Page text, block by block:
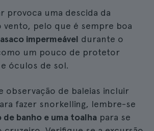
provoca uma descida da
pelo que é sempre boa
impermeável durante o
um pouco de protetor
óculos de sol.
observação de baleias incluir
fazer snorkelling, lembre-se
de banho e uma toalha para se